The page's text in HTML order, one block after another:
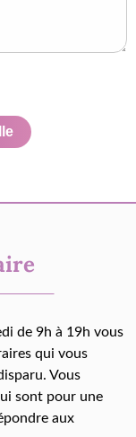
de 9h à 19h vous
qui vous
Vous
sont pour une
aux